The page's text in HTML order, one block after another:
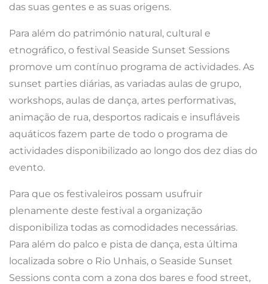
das suas gentes e as suas origens.
Para além do património natural, cultural e
etnográfico, o festival Seaside Sunset Sessions
promove um contínuo programa de actividades. As
sunset parties diárias, as variadas aulas de grupo,
workshops, aulas de dança, artes performativas,
animação de rua, desportos radicais e insufláveis
aquáticos fazem parte de todo o programa de
actividades disponibilizado ao longo dos dez dias do
evento.
Para que os festivaleiros possam usufruir
plenamente deste festival a organização
disponibiliza todas as comodidades necessárias.
Para além do palco e pista de dança, esta última
localizada sobre o Rio Unhais, o Seaside Sunset
Sessions conta com a zona dos bares e food street,